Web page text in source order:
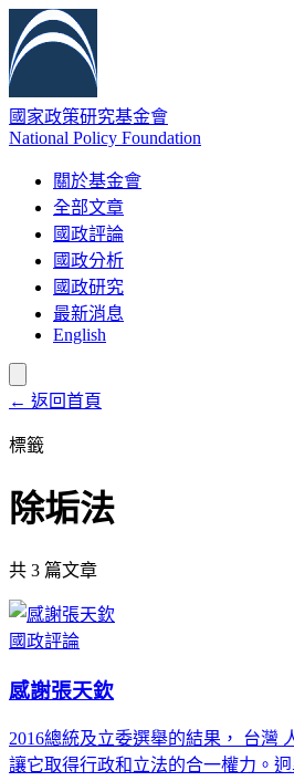
國家政策研究基金會
National Policy Foundation
關於基金會
全部文章
國政評論
國政分析
國政研究
最新消息
English
← 返回首頁
標籤
除垢法
共 3 篇文章
國政評論
感謝張天欽
2016總統及立委選舉的結果， 台灣
讓它取得行政和立法的合一權力。